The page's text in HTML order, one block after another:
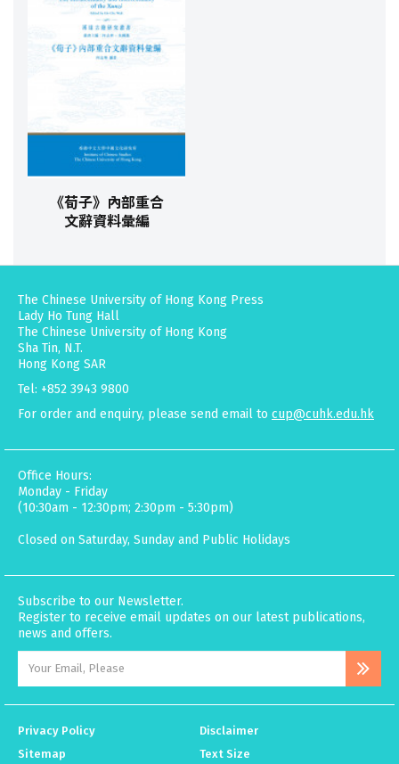
《荀子》內部重合
文辭資料彙編
The Chinese University of Hong Kong Press
Lady Ho Tung Hall
The Chinese University of Hong Kong
Sha Tin, N.T.
Hong Kong SAR
Tel: +852 3943 9800
For order and enquiry, please send email to cup@cuhk.edu.hk
Office Hours:
Monday - Friday
(10:30am - 12:30pm; 2:30pm - 5:30pm)
Closed on Saturday, Sunday and Public Holidays
Subscribe to our Newsletter.
Register to receive email updates on our latest publications,
news and offers.
Privacy Policy
Disclaimer
Sitemap
Text Size